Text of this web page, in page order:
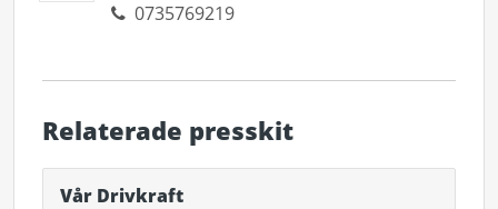
0735769219
Relaterade presskit
Vår Drivkraft